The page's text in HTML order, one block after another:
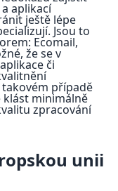
aplikací
ještě lépe
Jsou to
Ecomail,
že se v
či
takovém případě
klást minimálně
zpracování
unii